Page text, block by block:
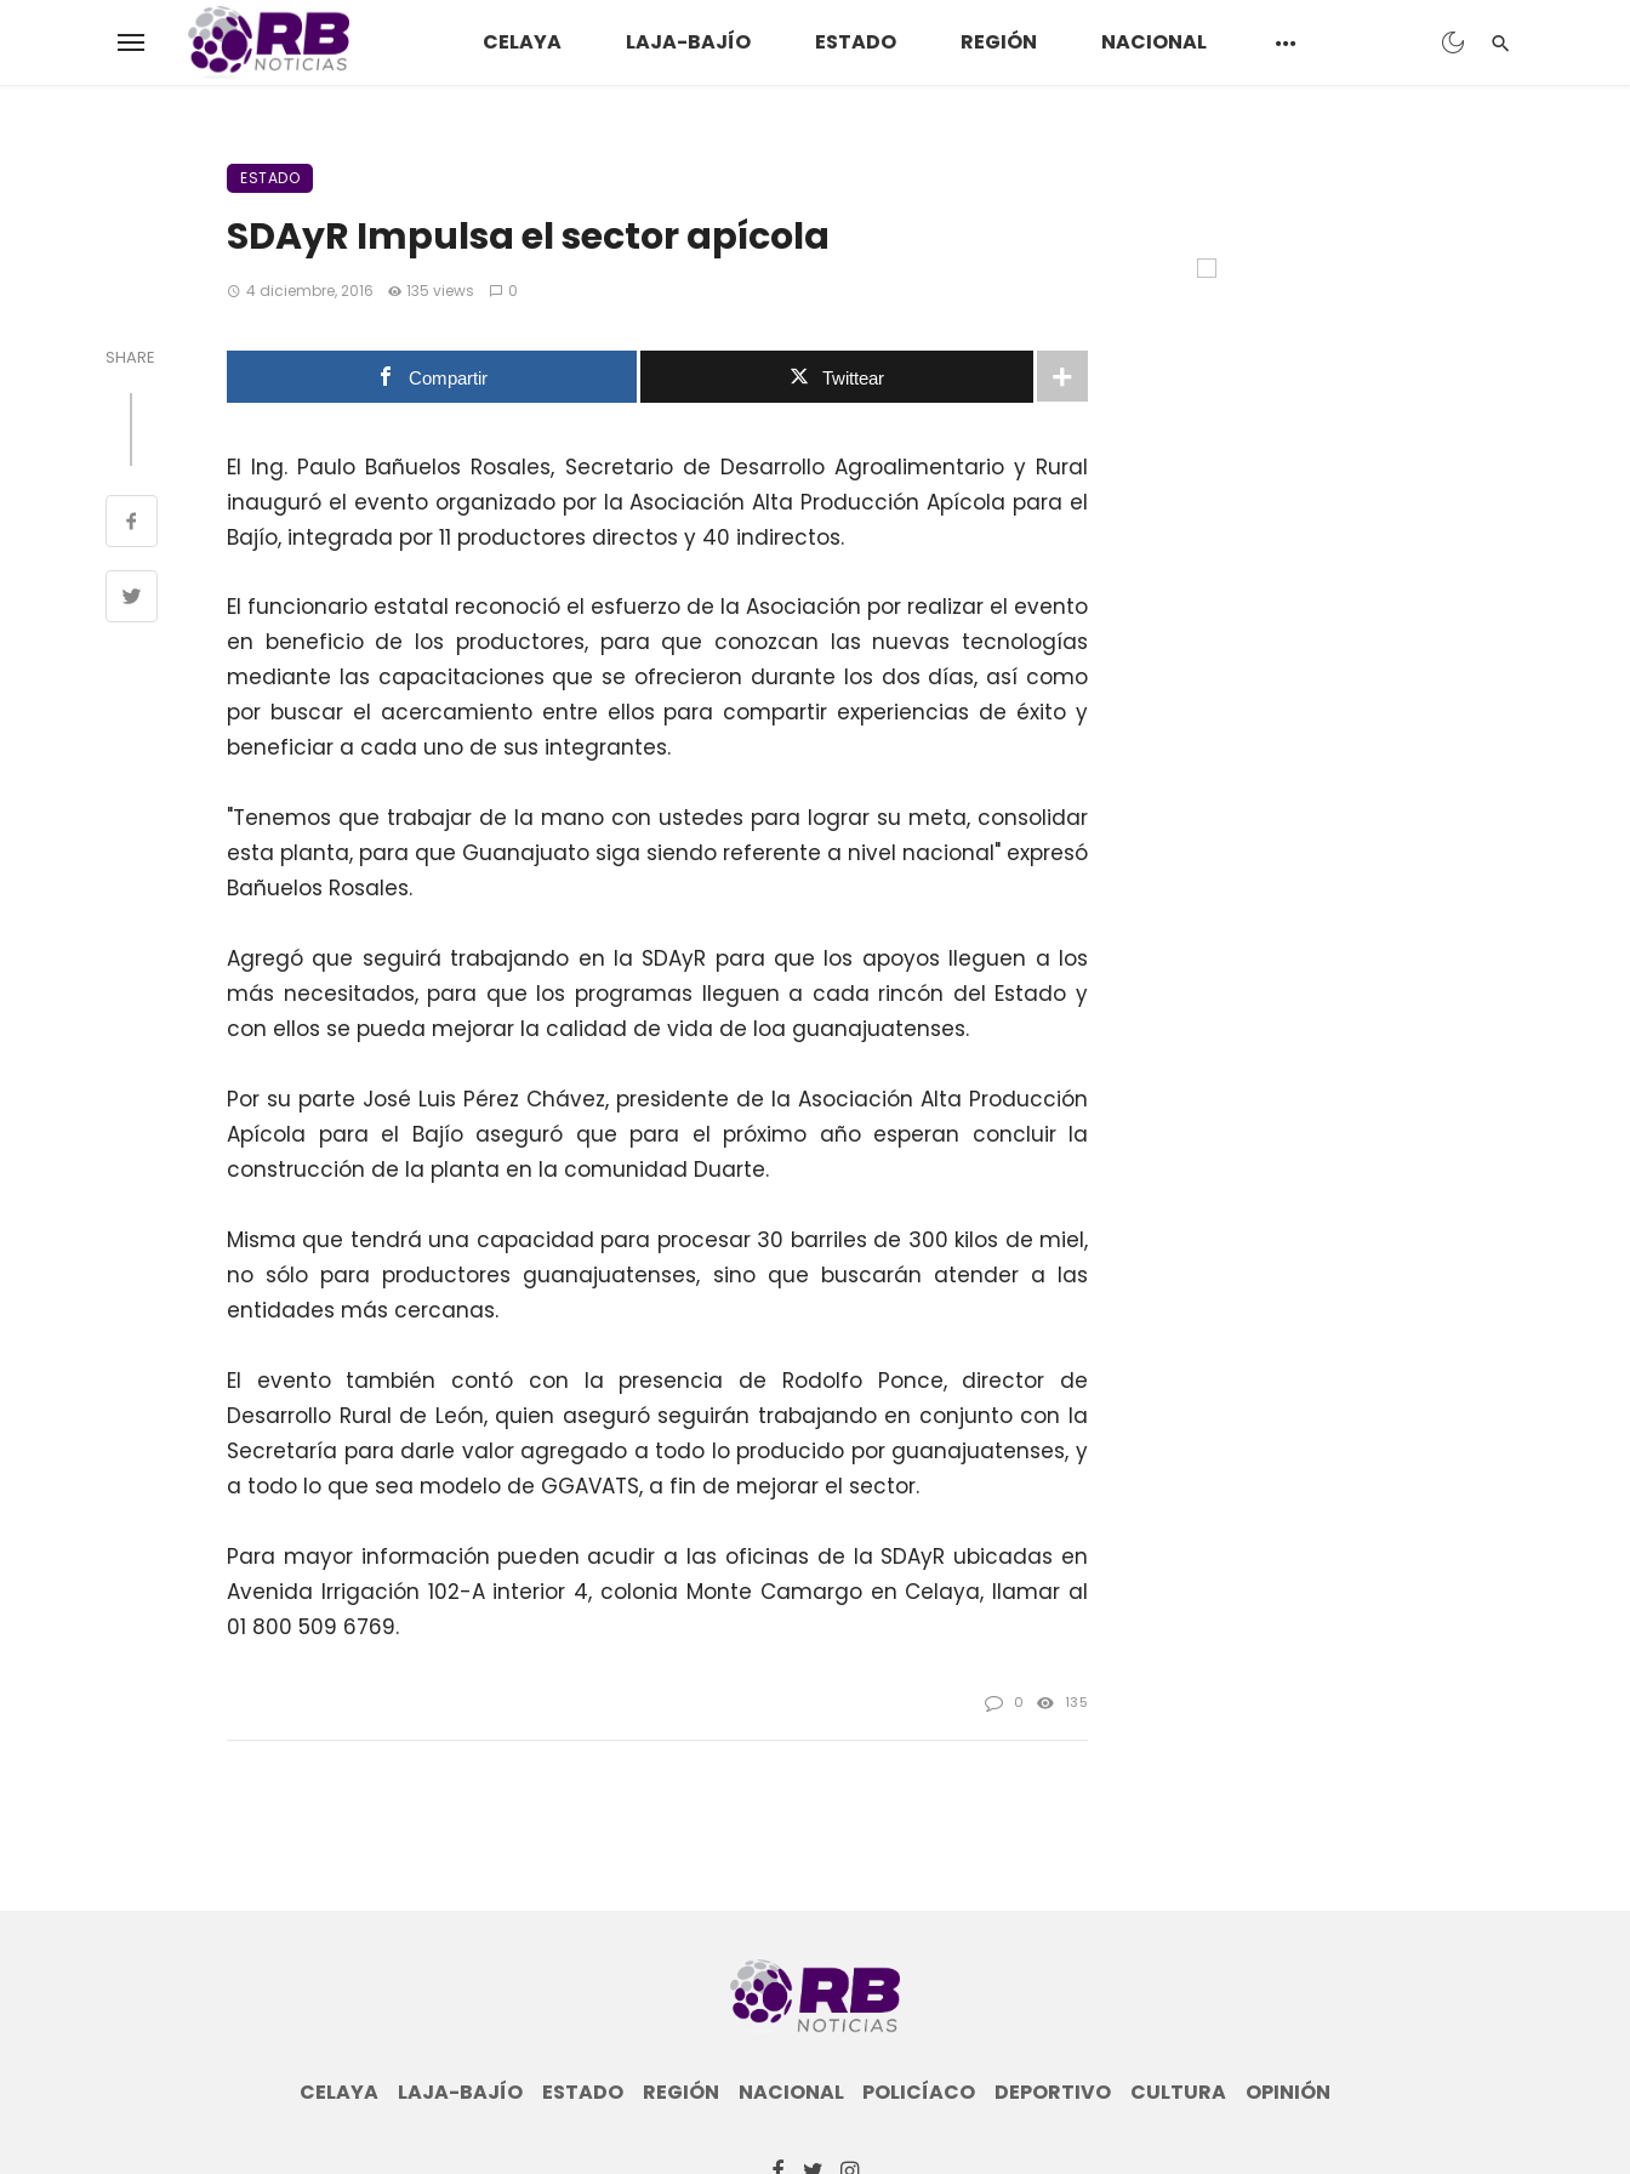
CELAYA LAJA-BAJÍO ESTADO REGIÓN NACIONAL
ESTADO
SDAyR Impulsa el sector apícola
4 diciembre, 2016 135 views 0
SHARE
Compartir Twittear
El Ing. Paulo Bañuelos Rosales, Secretario de Desarrollo Agroalimentario y Rural
inauguró el evento organizado por la Asociación Alta Producción Apícola para el
Bajío, integrada por 11 productores directos y 40 indirectos.
El funcionario estatal reconoció el esfuerzo de la Asociación por realizar el evento
en beneficio de los productores, para que conozcan las nuevas tecnologías
mediante las capacitaciones que se ofrecieron durante los dos días, así como
por buscar el acercamiento entre ellos para compartir experiencias de éxito y
beneficiar a cada uno de sus integrantes.
"Tenemos que trabajar de la mano con ustedes para lograr su meta, consolidar
esta planta, para que Guanajuato siga siendo referente a nivel nacional" expresó
Bañuelos Rosales.
Agregó que seguirá trabajando en la SDAyR para que los apoyos lleguen a los
más necesitados, para que los programas lleguen a cada rincón del Estado y
con ellos se pueda mejorar la calidad de vida de loa guanajuatenses.
Por su parte José Luis Pérez Chávez, presidente de la Asociación Alta Producción
Apícola para el Bajío aseguró que para el próximo año esperan concluir la
construcción de la planta en la comunidad Duarte.
Misma que tendrá una capacidad para procesar 30 barriles de 300 kilos de miel,
no sólo para productores guanajuatenses, sino que buscarán atender a las
entidades más cercanas.
El evento también contó con la presencia de Rodolfo Ponce, director de
Desarrollo Rural de León, quien aseguró seguirán trabajando en conjunto con la
Secretaría para darle valor agregado a todo lo producido por guanajuatenses, y
a todo lo que sea modelo de GGAVATS, a fin de mejorar el sector.
Para mayor información pueden acudir a las oficinas de la SDAyR ubicadas en
Avenida Irrigación 102-A interior 4, colonia Monte Camargo en Celaya, llamar al
01 800 509 6769.
0 135
CELAYA LAJA-BAJÍO ESTADO REGIÓN NACIONAL POLICÍACO DEPORTIVO CULTURA OPINIÓN